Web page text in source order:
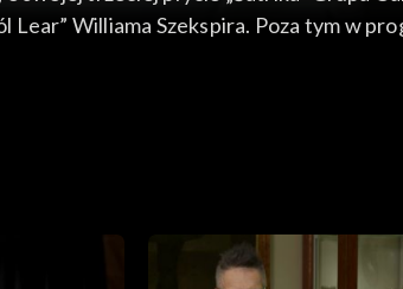
Williama Szekspira. Poza tym w